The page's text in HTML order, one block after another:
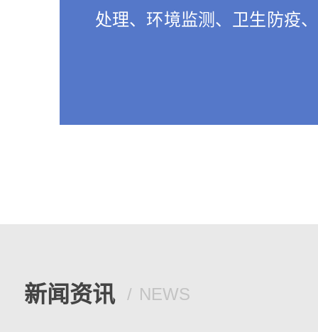
处理、环境监测、卫生防疫
新闻资讯 NEWS